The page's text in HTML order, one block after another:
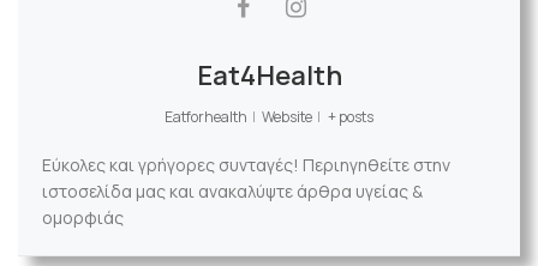
Eat4Health
Eatforhealth | Website | + posts
Εύκολες και γρήγορες συνταγές! Περιηγηθείτε στην
ιστοσελίδα μας και ανακαλύψτε άρθρα υγείας &
ομορφιάς